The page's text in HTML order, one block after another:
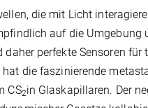
die mit Licht
auf die Umgebung
daher perfekte Sensoren
hat die faszinierende
CS2in Glaskapillaren. Der